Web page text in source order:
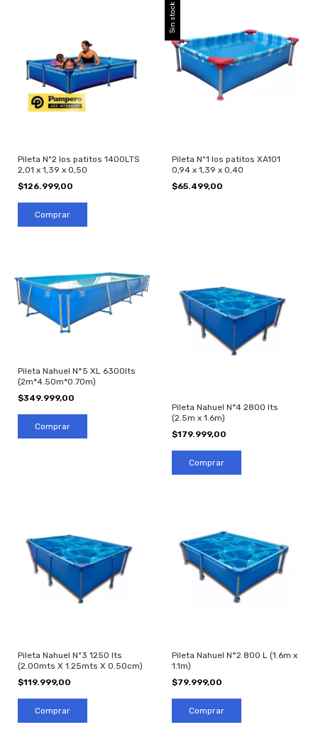
Pileta Nº2 los patitos 1400LTS
2,01 x 1,39 x 0,50
$126.999,00
Sin stock
Pileta Nº1 los patitos XA101
0,94 x 1,39 x 0,40
$65.499,00
Pileta Nahuel N°5 XL 6300lts
(2m*4.50m*0.70m)
$349.999,00
Pileta Nahuel N°4 2800 lts
(2.5m x 1.6m)
$179.999,00
Pileta Nahuel Nº3 1250 lts
(2.00mts X 1.25mts X 0.50cm)
$119.999,00
Pileta Nahuel N°2 800 L (1.6m x
1.1m)
$79.999,00